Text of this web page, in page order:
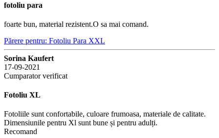
fotoliu para
foarte bun, material rezistent.O sa mai comand.
Părere pentru: Fotoliu Para XXL
Sorina Kaufert
17-09-2021
Cumparator verificat
Fotoliu XL
Fotoliile sunt confortabile, culoare frumoasa, materiale de calitate.
Dimensiunile pentru Xl sunt bune și pentru adulți.
Recomand